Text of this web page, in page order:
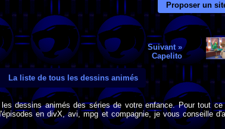
Proposer un
Suivant »
Capelito
La liste de tous les dessins animés
dessins animés des séries de votre enfance. Pour tout ce
en divX, avi, mpg et compagnie, je vous conseille